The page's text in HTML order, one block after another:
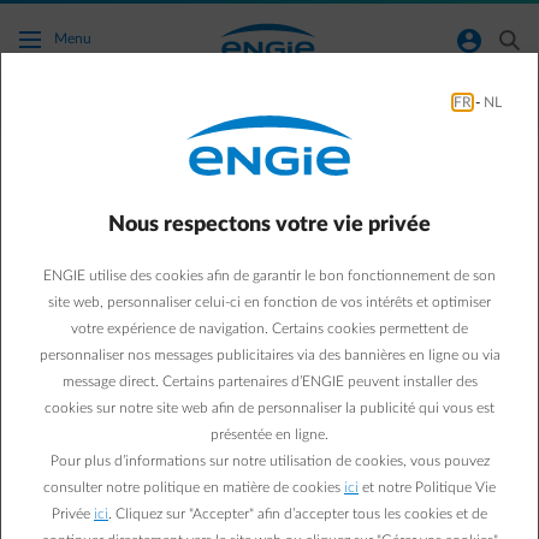
Accéder au contenu principal
Menu normal-account-circle search
Conseils énergie
Quelles avantages avec
les heures SUPER-
CREUSES d'Empower
Flextime ?
12/01/2026
1 min
FR - NL
Nous respectons votre vie privée
ENGIE utilise des cookies afin de garantir le bon fonctionnement de son
site web, personnaliser celui-ci en fonction de vos intérêts et optimiser
votre expérience de navigation. Certains cookies permettent de
personnaliser nos messages publicitaires via des bannières en ligne ou via
message direct. Certains partenaires d’ENGIE peuvent installer des
cookies sur notre site web afin de personnaliser la publicité qui vous est
présentée en ligne.
Pour plus d’informations sur notre utilisation de cookies, vous pouvez
consulter notre politique en matière de cookies ici et notre Politique Vie
Privée ici . Cliquez sur "Accepter" afin d’accepter tous les cookies et de